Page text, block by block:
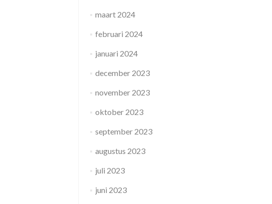
maart 2024
februari 2024
januari 2024
december 2023
november 2023
oktober 2023
september 2023
augustus 2023
juli 2023
juni 2023